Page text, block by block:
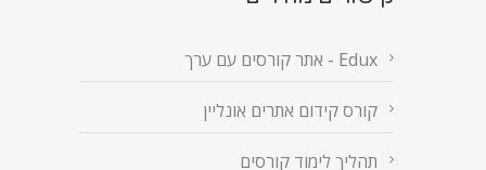
Edux - אתר קורסים עם ערך
קורס קידום אתרים אונליין
תהליך לימוד קורסים